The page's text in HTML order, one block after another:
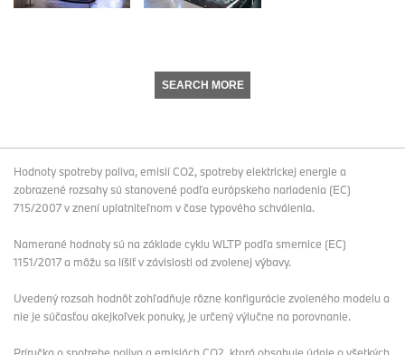
SEARCH MORE
Hodnoty spotreby paliva, emisií CO2, spotreby elektrickej energie a
zobrazené rozsahy sú stanovené podľa európskeho nariadenia (EC)
715/2007 v znení uplatniteľnom v čase typového schválenia.
Namerané hodnoty sú na základe cyklu WLTP podľa smernice (EC)
1151/2017 a môžu sa líšiť v závislosti od zvolenej výbavy.
Uvedený rozsah hodnôt zohľadňuje rôzne konfigurácie zvoleného modelu a
nie je súčasťou akejkoľvek ponuky, je určený výlučne na porovnanie.